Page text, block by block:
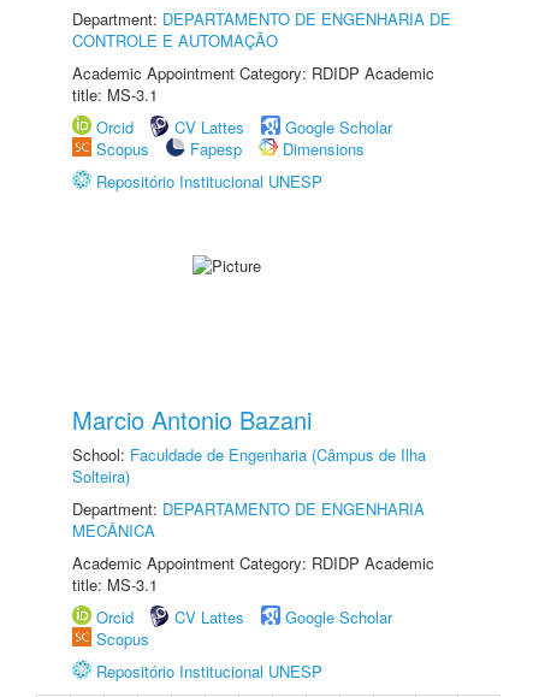
Department: DEPARTAMENTO DE ENGENHARIA DE
CONTROLE E AUTOMAÇÃO
Academic Appointment Category: RDIDP Academic
title: MS-3.1
Orcid
CV Lattes
Google Scholar
Scopus
Fapesp
Dimensions
Repositório Institucional UNESP
Marcio Antonio Bazani
School: Faculdade de Engenharia (Câmpus de Ilha
Solteira)
Department: DEPARTAMENTO DE ENGENHARIA
MECÂNICA
Academic Appointment Category: RDIDP Academic
title: MS-3.1
Orcid
CV Lattes
Google Scholar
Scopus
Repositório Institucional UNESP